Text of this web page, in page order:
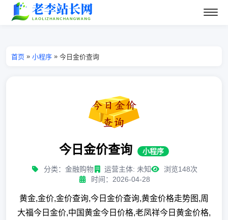
首页 » 小程序 » 今日金价查询
今日金价查询 小程序
分类：金融购物 运营主体: 未知
浏览148次
时间：2026-04-28
黄金,金价,金价查询,今日金价查询,黄金价格走势图,周
大福今日金价,中国黄金今日价格,老凤祥今日黄金价格,